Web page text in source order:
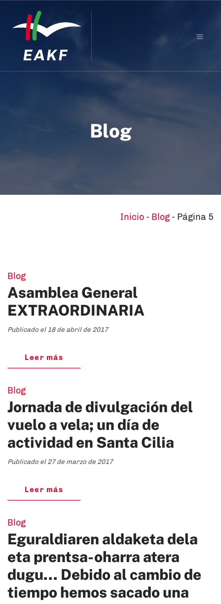
Blog
Inicio - Blog - Página 5
Blog
Asamblea General
EXTRAORDINARIA
Publicado el 18 de abril de 2017
Leer más
Blog
Jornada de divulgación del
vuelo a vela; un día de
actividad en Santa Cilia
Publicado el 27 de marzo de 2017
Leer más
Blog
Eguraldiaren aldaketa dela
eta prentsa-oharra atera
dugu... Debido al cambio de
tiempo hemos sacado una